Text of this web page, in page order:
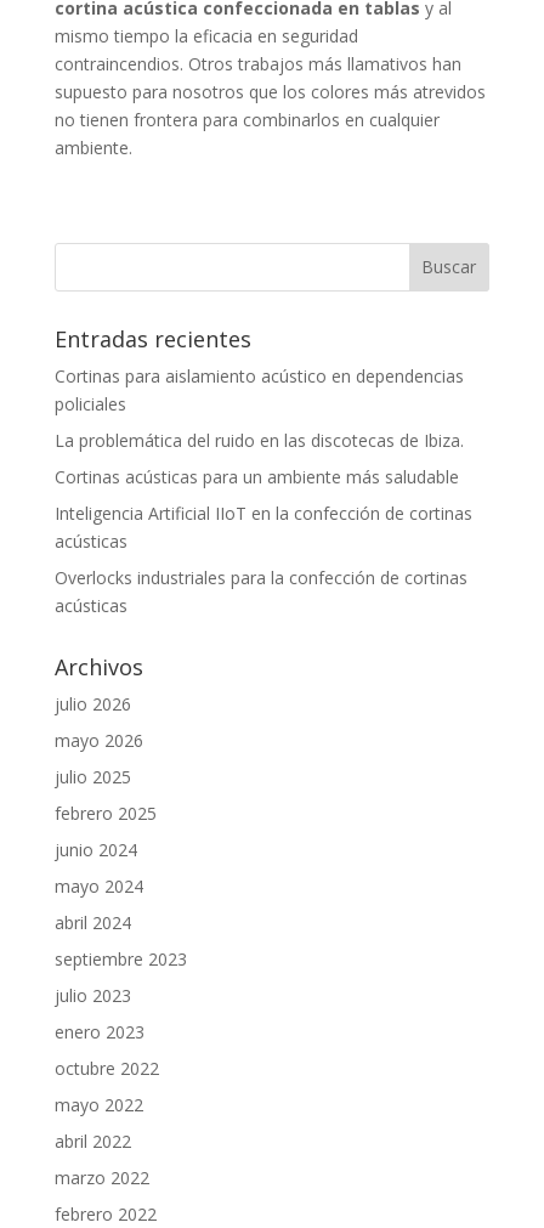
cortina acústica confeccionada en tablas y al
mismo tiempo la eficacia en seguridad
contraincendios. Otros trabajos más llamativos han
supuesto para nosotros que los colores más atrevidos
no tienen frontera para combinarlos en cualquier
ambiente.
Entradas recientes
Cortinas para aislamiento acústico en dependencias
policiales
La problemática del ruido en las discotecas de Ibiza.
Cortinas acústicas para un ambiente más saludable
Inteligencia Artificial IIoT en la confección de cortinas
acústicas
Overlocks industriales para la confección de cortinas
acústicas
Archivos
julio 2026
mayo 2026
julio 2025
febrero 2025
junio 2024
mayo 2024
abril 2024
septiembre 2023
julio 2023
enero 2023
octubre 2022
mayo 2022
abril 2022
marzo 2022
febrero 2022